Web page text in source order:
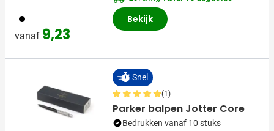
001
vanaf 9,23
Bekijk
Snel
(1)
Parker balpen Jotter Core
Bedrukken vanaf 10 stuks